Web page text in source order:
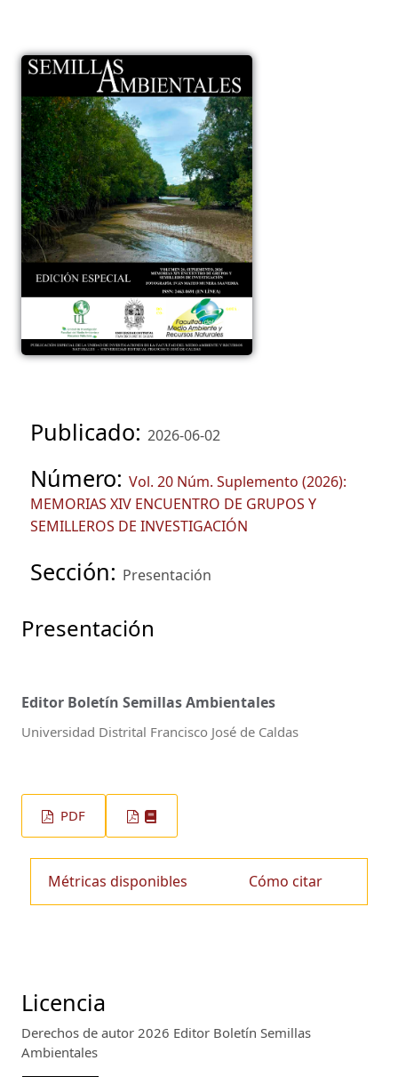
Publicado: 2026-06-02
Número: Vol. 20 Núm. Suplemento (2026):
MEMORIAS XIV ENCUENTRO DE GRUPOS Y
SEMILLEROS DE INVESTIGACIÓN
Sección: Presentación
Presentación
Editor Boletín Semillas Ambientales
Universidad Distrital Francisco José de Caldas
PDF
Métricas disponibles Cómo citar
Licencia
Derechos de autor 2026 Editor Boletín Semillas
Ambientales